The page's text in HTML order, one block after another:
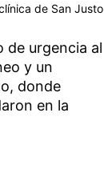
de San Justo
de urgencia al
y un
donde
en la